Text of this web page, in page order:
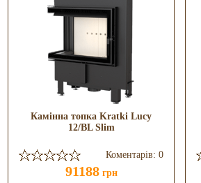
Камінна топка Kratki Lucy
12/BL Slim
Коментарів: 0
91188грн